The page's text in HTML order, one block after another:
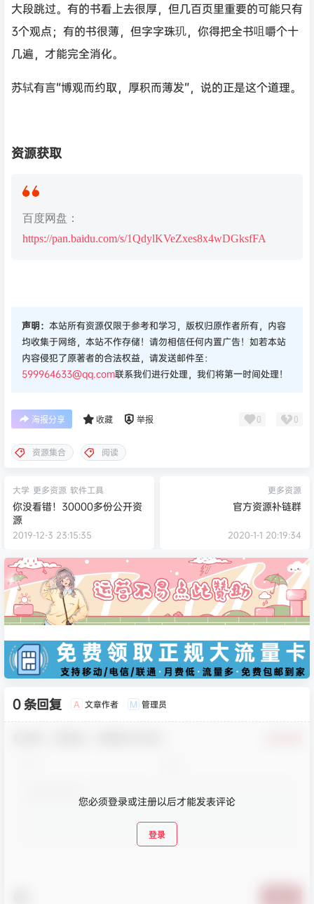
大段跳过。有的书看上去很厚，但几百页里重要的可能只有
3个观点；有的书很薄，但字字珠玑，你得把全书咀嚼个十
几遍，才能完全消化。
苏轼有言“博观而约取，厚积而薄发”，说的正是这个道理。
资源获取
百度网盘：
https://pan.baidu.com/s/1QdylKVeZxes8x4wDGksfFA
声明： 本站所有资源仅限于参考和学习，版权归原作者所有，内容
均收集于网络，本站不作存储！请勿相信任何内置广告！如若本站
内容侵犯了原著者的合法权益，请发送邮件至：
599964633@qq.com联系我们进行处理，我们将第一时间处理！
海报分享 收藏 举报 0 0
资源集合 阅读
大学 更多资源 软件工具
你没看错！30000多份公开资
源
2019-12-3 23:15:35
更多资源
官方资源补链群
2020-1-1 20:19:34
0 条回复 A 文章作者 M 管理员
您必须登录或注册以后才能发表评论
登录